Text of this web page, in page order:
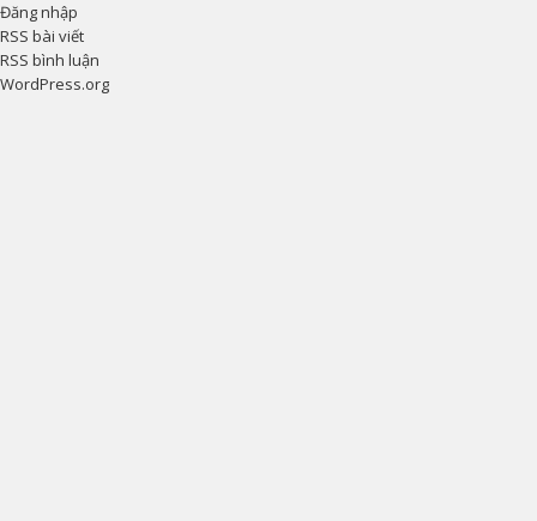
Đăng nhập
RSS bài viết
RSS bình luận
WordPress.org